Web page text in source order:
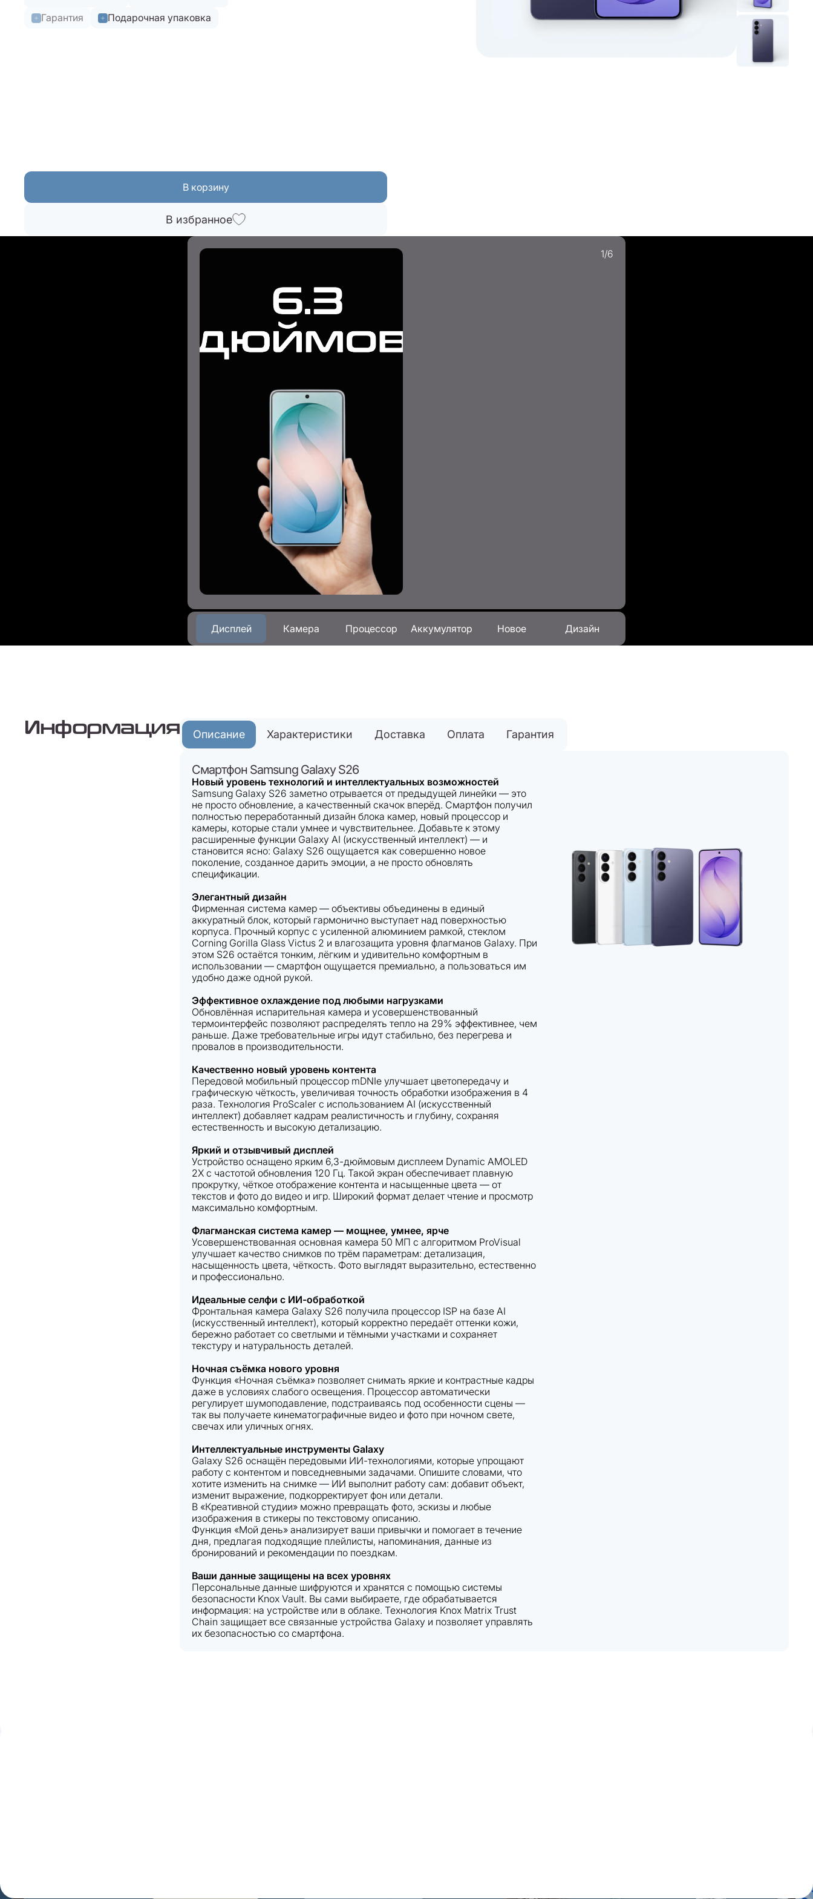
Гарантия
Подарочная упаковка
В корзину
В избранное
1/6
Дисплей Камера Процессор Аккумулятор Новое Дизайн
Информация Описание Характеристики Доставка Оплата Гарантия
Смартфон Samsung Galaxy S26
Новый уровень технологий и интеллектуальных возможностей
Samsung Galaxy S26 заметно отрывается от предыдущей линейки — это
не просто обновление, а качественный скачок вперёд. Смартфон получил
полностью переработанный дизайн блока камер, новый процессор и
камеры, которые стали умнее и чувствительнее. Добавьте к этому
расширенные функции Galaxy AI (искусственный интеллект) — и
становится ясно: Galaxy S26 ощущается как совершенно новое
поколение, созданное дарить эмоции, а не просто обновлять
спецификации.
Элегантный дизайн
Фирменная система камер — объективы объединены в единый
аккуратный блок, который гармонично выступает над поверхностью
корпуса. Прочный корпус с усиленной алюминием рамкой, стеклом
Corning Gorilla Glass Victus 2 и влагозащита уровня флагманов Galaxy. При
этом S26 остаётся тонким, лёгким и удивительно комфортным в
использовании — смартфон ощущается премиально, а пользоваться им
удобно даже одной рукой.
Эффективное охлаждение под любыми нагрузками
Обновлённая испарительная камера и усовершенствованный
термоинтерфейс позволяют распределять тепло на 29% эффективнее, чем
раньше. Даже требовательные игры идут стабильно, без перегрева и
провалов в производительности.
Качественно новый уровень контента
Передовой мобильный процессор mDNIe улучшает цветопередачу и
графическую чёткость, увеличивая точность обработки изображения в 4
раза. Технология ProScaler с использованием AI (искусственный
интеллект) добавляет кадрам реалистичность и глубину, сохраняя
естественность и высокую детализацию.
Яркий и отзывчивый дисплей
Устройство оснащено ярким 6,3-дюймовым дисплеем Dynamic AMOLED
2X с частотой обновления 120 Гц. Такой экран обеспечивает плавную
прокрутку, чёткое отображение контента и насыщенные цвета — от
текстов и фото до видео и игр. Широкий формат делает чтение и просмотр
максимально комфортным.
Флагманская система камер — мощнее, умнее, ярче
Усовершенствованная основная камера 50 МП с алгоритмом ProVisual
улучшает качество снимков по трём параметрам: детализация,
насыщенность цвета, чёткость. Фото выглядят выразительно, естественно
и профессионально.
Идеальные селфи с ИИ-обработкой
Фронтальная камера Galaxy S26 получила процессор ISP на базе AI
(искусственный интеллект), который корректно передаёт оттенки кожи,
бережно работает со светлыми и тёмными участками и сохраняет
текстуру и натуральность деталей.
Ночная съёмка нового уровня
Функция «Ночная съёмка» позволяет снимать яркие и контрастные кадры
даже в условиях слабого освещения. Процессор автоматически
регулирует шумоподавление, подстраиваясь под особенности сцены —
так вы получаете кинематографичные видео и фото при ночном свете,
свечах или уличных огнях.
Интеллектуальные инструменты Galaxy
Galaxy S26 оснащён передовыми ИИ-технологиями, которые упрощают
работу с контентом и повседневными задачами. Опишите словами, что
хотите изменить на снимке — ИИ выполнит работу сам: добавит объект,
изменит выражение, подкорректирует фон или детали.
В «Креативной студии» можно превращать фото, эскизы и любые
изображения в стикеры по текстовому описанию.
Функция «Мой день» анализирует ваши привычки и помогает в течение
дня, предлагая подходящие плейлисты, напоминания, данные из
бронирований и рекомендации по поездкам.
Ваши данные защищены на всех уровнях
Персональные данные шифруются и хранятся с помощью системы
безопасности Knox Vault. Вы сами выбираете, где обрабатывается
информация: на устройстве или в облаке. Технология Knox Matrix Trust
Chain защищает все связанные устройства Galaxy и позволяет управлять
их безопасностью со смартфона.